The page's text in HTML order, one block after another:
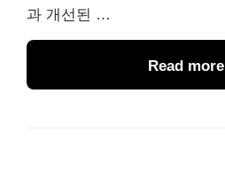
과 개선된 …
Read more